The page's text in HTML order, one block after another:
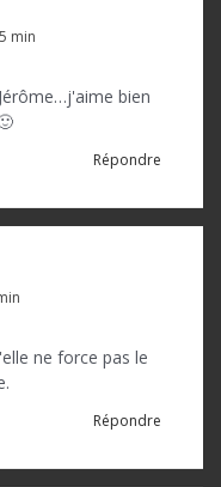
min
bien
Répondre
ne force pas le
Répondre